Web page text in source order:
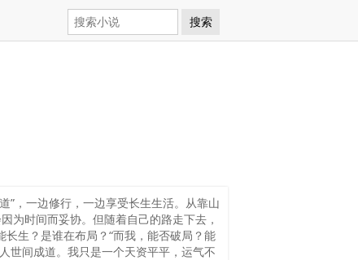
搜索
”，一边修行，一边享受长生生活。从靠山
为时间而妥协。但随着自己的路走下去，
生？是谁在布局？“而我，能否破局？能
世间成道。我只是一个天资平平，运气不